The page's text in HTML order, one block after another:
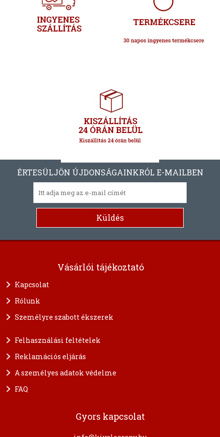
ÉRTESÜLJÖN ÚJDONSÁGAINKRÓL E-MAILBEN
Vásárlói tájékoztató
Kapcsolat
Rólunk
Személyre szabott ékszerek
Felhasználási feltételek
Reklamációs eljárás
A személyes adatok védelme
FAQ
Gyors kapcsolat